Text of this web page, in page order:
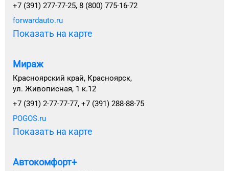
+7 (391) 277-77-25, 8 (800) 775-16-72
forwardauto.ru
Показать на карте
Мираж
Красноярский край, Красноярск,
ул. Живописная, 1 к.12
+7 (391) 2-77-77-77, +7 (391) 288-88-75
POGOS.ru
Показать на карте
Автокомфорт+